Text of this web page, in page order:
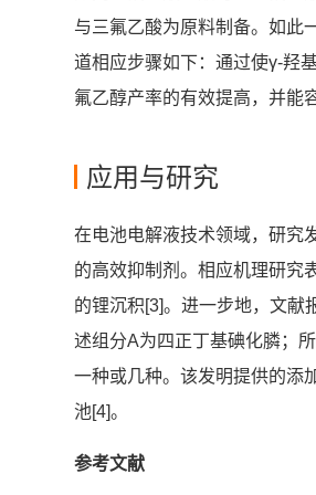
与三氟乙酸为原料制备。如此
道相应步骤如下：通过使γ-羟
氟乙醇产率的有效提高，并能
应用与研究
在电池电解液技术领域，研究
的高效抑制剂。相应机理研究
的锂沉积[3]。进一步地，文献
述组分A为四正丁基碘化膦；
一种或几种。该发明提供的添
池[4]。
参考文献